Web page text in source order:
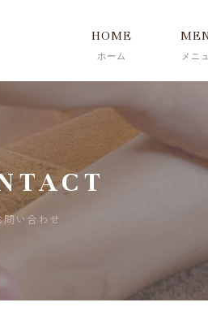
HOME
問い合わせ